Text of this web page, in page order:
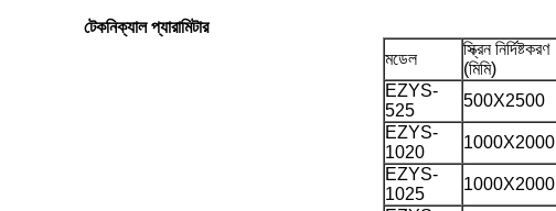
টেকনিক্যাল প্যারামিটার
মডেল
স্ক্রিন নির্দিষ্টকরণ
(মিমি)
EZYS-
525
500X2500
EZYS-
1020
1000X2000
EZYS-
1025
1000X2000